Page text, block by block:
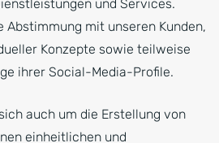
und Services.
Abstimmung mit unseren Kunden,
Konzepte sowie teilweise
ihrer Social-Media-Profile.
auch um die Erstellung von
einheitlichen und